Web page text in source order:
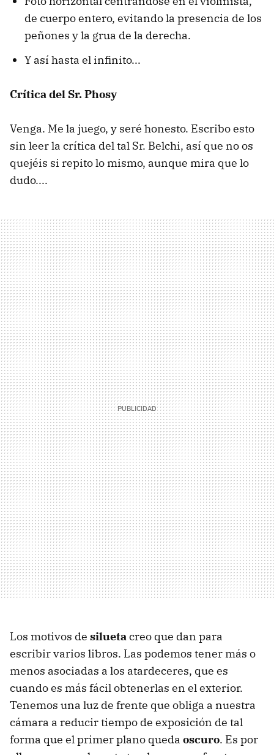
de cuerpo entero, evitando la presencia de los
peñones y la grua de la derecha.
Y así hasta el infinito...
Crítica del Sr. Phosy
Venga. Me la juego, y seré honesto. Escribo esto
sin leer la crítica del tal Sr. Belchi, así que no os
quejéis si repito lo mismo, aunque mira que lo
dudo....
Los motivos de siluetacreo que dan para
escribir varios libros. Las podemos tener más o
menos asociadas a los atardeceres, que es
cuando es más fácil obtenerlas en el exterior.
Tenemos una luz de frente que obliga a nuestra
cámara a reducir tiempo de exposición de tal
forma que el primer plano queda oscuro. Es por